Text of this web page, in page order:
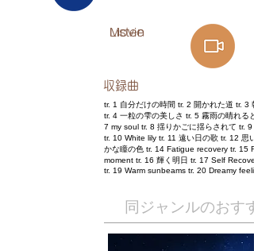
Listen​
Movie
​収録曲
tr. 1 自分だけの時間 tr. 2 開かれた道 tr. 3
tr. 4 一粒の雫の美しさ tr. 5 霧雨の晴れる
7 my soul tr. 8 揺りかごに揺らされて tr. 9
tr. 10 White lily tr. 11 遠い日の歌 tr. 12 思
かな瞳の色 tr. 14 Fatigue recovery tr. 15
moment tr. 16 輝く明日 tr. 17 Self
tr. 19 Warm sunbeams tr. 20 Dreamy
同ジャンルのおす